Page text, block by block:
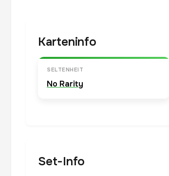
Karteninfo
SELTENHEIT
No Rarity
Set-Info